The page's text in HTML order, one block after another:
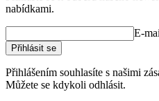
nástroji pro návrh vinného sklepa
Rozměry (ŠxVxH cm)
Výška (cm)10
Šířka (cm)
Hmotnost (kg)4.9
nabídkami.
E-
Přihlásit se
Přihlášením souhlasíte s našimi
Můžete se kdykoli odhlásit.